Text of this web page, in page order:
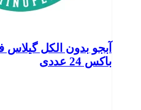
باکس 24 عددی